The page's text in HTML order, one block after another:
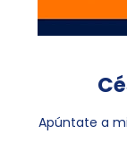
Apúntate a